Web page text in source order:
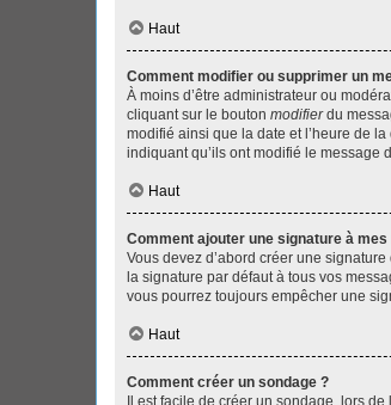
Haut
Comment modifier ou supprimer un
À moins d’être administrateur ou
cliquant sur le bouton modifierdu
modifié ainsi que la date et l’heure de
indiquant qu’ils ont modifié le message
Haut
Comment ajouter une signature à
Vous devez d’abord créer une
la signature par défaut à tous vos
vous pourrez toujours empêcher une
Haut
Comment créer un sondage ?
Il est facile de créer un sondage, lors